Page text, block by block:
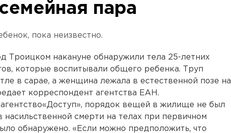
пара
пока неизвестно.
Троицком накануне обнаружили тела 25-летних
которые воспитывали общего ребенка. Труп
в сарае, а женщина лежала в естественной позе на
корреспондент агентства ЕАН.
порядок вещей в жилище не был
насильственной смерти на телах при первичном
обнаружено. «Если можно предположить, что